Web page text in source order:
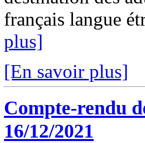
français langue
plus]
[En savoir plus]
Compte-rendu
16/12/2021